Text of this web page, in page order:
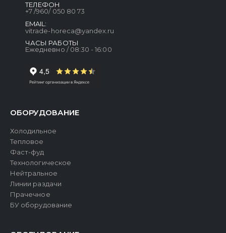
ТЕЛЕФОН
+7 /960/ 050 80 73
EMAIL:
vitrade-horeca@yandex.ru
ЧАСЫ РАБОТЫ
Ежедневно / 08:30 - 16:00
ОБОРУДОВАНИЕ
Холодильное
Тепловое
Фаст-фуд
Технологическое
Нейтральное
Линии раздачи
Прачечное
БУ оборудование